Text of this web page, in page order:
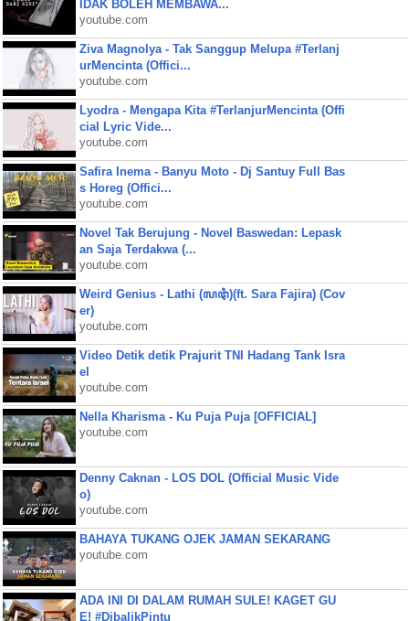
IDAK BOLEH MEMBAWA...
youtube.com
Ziva Magnolya - Tak Sanggup Melupa #Terlanj
urMencinta (Offici...
youtube.com
Lyodra - Mengapa Kita #TerlanjurMencinta (Offi
cial Lyric Vide...
youtube.com
Safira Inema - Banyu Moto - Dj Santuy Full Bas
s Horeg (Offici...
youtube.com
Novel Tak Berujung - Novel Baswedan: Lepask
an Saja Terdakwa (...
youtube.com
Weird Genius - Lathi (ꦭꦛꦶ)(ft. Sara Fajira) (Cov
er)
youtube.com
Video Detik detik Prajurit TNI Hadang Tank Isra
el
youtube.com
Nella Kharisma - Ku Puja Puja [OFFICIAL]
youtube.com
Denny Caknan - LOS DOL (Official Music Vide
o)
youtube.com
BAHAYA TUKANG OJEK JAMAN SEKARANG
youtube.com
ADA INI DI DALAM RUMAH SULE! KAGET GU
E! #DibalikPintu